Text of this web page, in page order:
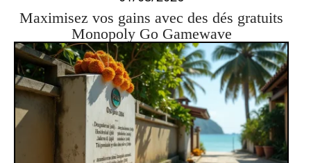
Maximisez vos gains avec des dés gratuits
Monopoly Go Gamewave